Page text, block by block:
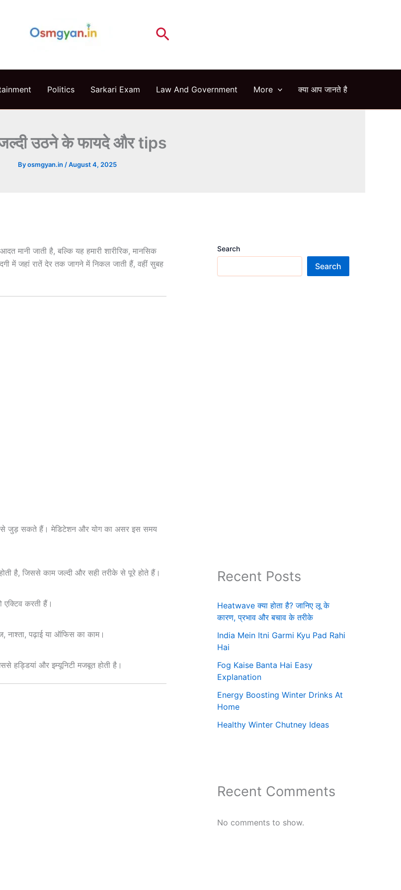
Search
Politics Sarkari Exam Law And Government More क्या आप जानते है
उठने के फायदे और tips
Byosmgyan.in /August 4, 2025
मानी जाती है, बल्कि यह हमारी शारीरिक, मानसिक
में जहां रातें देर तक जागने में निकल जाती हैं, वहीं सुबह
से जुड़ सकते हैं। मेडिटेशन और योग का असर इस समय
है, जिससे काम जल्दी और सही तरीके से पूरे होते हैं।
करती हैं।
नाश्ता, पढ़ाई या ऑफिस का काम।
हड्डियां और इम्यूनिटी मजबूत होती है।
Search
Search
Recent Posts
Heatwave क्या होता है? जानिए लू के
कारण, प्रभाव और बचाव के तरीके
India Mein Itni Garmi Kyu Pad Rahi
Hai
Fog Kaise Banta Hai Easy
Explanation
Energy Boosting Winter Drinks At
Home
Healthy Winter Chutney Ideas
Recent Comments
No comments to show.